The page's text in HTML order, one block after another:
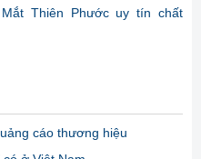
Thiên Phước uy tín chất
cáo thương hiệu